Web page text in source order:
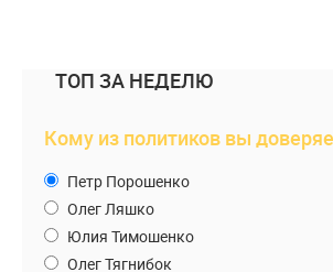
ТОП ЗА НЕДЕЛЮ
Кому из политиков вы
Петр Порошенко
Олег Ляшко
Юлия Тимошенко
Олег Тягнибок